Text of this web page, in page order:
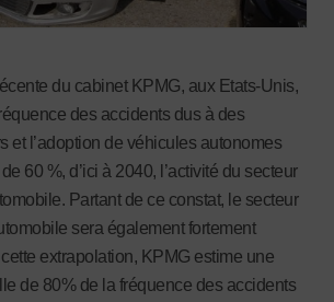
du cabinet KPMG, aux Etats-Unis,
des accidents dus à des
et l’adoption de véhicules autonomes
60 %, d’ici à 2040, l’activité du secteur
Partant de ce constat, le secteur
sera également fortement
extrapolation, KPMG estime une
de 80% de la fréquence des accidents